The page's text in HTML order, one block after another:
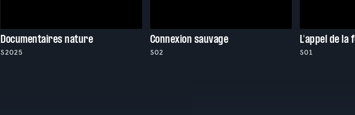
Documentaires nature
S2025
Connexion sauvage
S02
L'appel de la
S01